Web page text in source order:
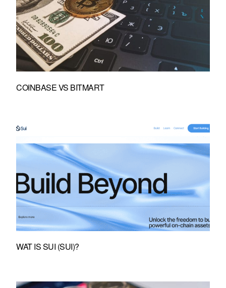
COINBASE VS BITMART
WAT IS SUI (SUI)?